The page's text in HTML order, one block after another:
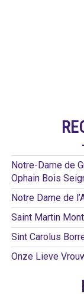
Notre-Dame de
Ophain Bois
Notre Dame de
Saint Martin
Sint Carolus
Onze Lieve